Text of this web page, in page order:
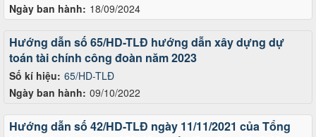
Ngày ban hành: 18/09/2024
Số kí hiệu: 65/HD-TLĐ
Ngày ban hành: 09/10/2022
Hướng dẫn số 65/HD-TLĐ hướng dẫn xây dựng dự
toán tài chính công đoàn năm 2023
Hướng dẫn số 42/HD-TLĐ ngày 11/11/2021 của Tổng